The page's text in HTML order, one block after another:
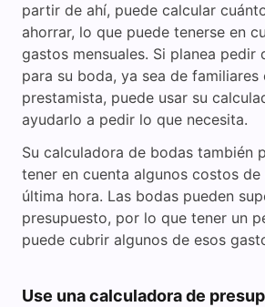
partir de ahí, puede calcular
ahorrar, lo que puede tenerse en
gastos mensuales. Si planea pedir
para su boda, ya sea de familiares
prestamista, puede usar su
ayudarlo a pedir lo que necesita.
Su calculadora de bodas también
tener en cuenta algunos costos
última hora. Las bodas pueden
presupuesto, por lo que tener un
puede cubrir algunos de esos
Use una calculadora de